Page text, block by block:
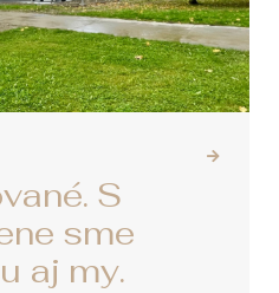
S
sme
aj my.